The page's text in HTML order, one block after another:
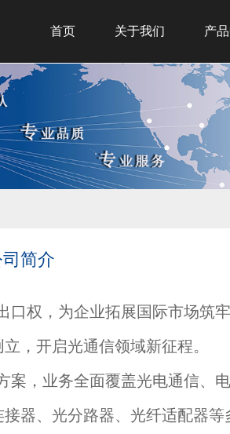
首页 关于我们 产
简介
权，为企业拓展国际市场筑
，开启光通信领域新征程。
，业务全面覆盖光电通信、
器、光分路器、光纤适配器